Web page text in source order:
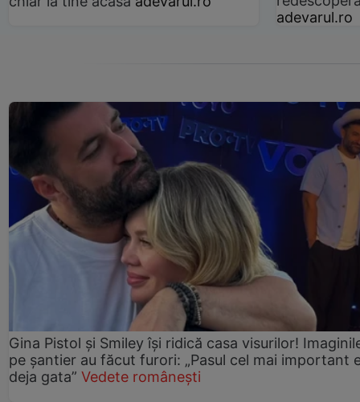
adevarul.ro
Gina Pistol și Smiley își ridică casa visurilor!
pe șantier au făcut furori: „Pasul cel mai important
deja gata” Vedete românești